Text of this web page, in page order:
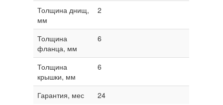
Толщина днищ,
мм
2
Толщина
фланца, мм
6
Толщина
крышки, мм
6
Гарантия, мес 24